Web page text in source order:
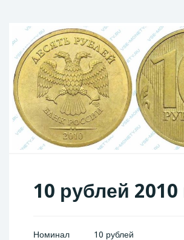
10 рублей 2010
Номинал
10 рублей